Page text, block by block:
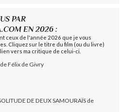
PAR
EN 2026 :
ceux de l'année 2026 que je vous
Cliquez sur le titre du film (ou du livre)
vers ma critique de celui-ci.
Félix de Givry
DE DEUX SAMOURAÏS de